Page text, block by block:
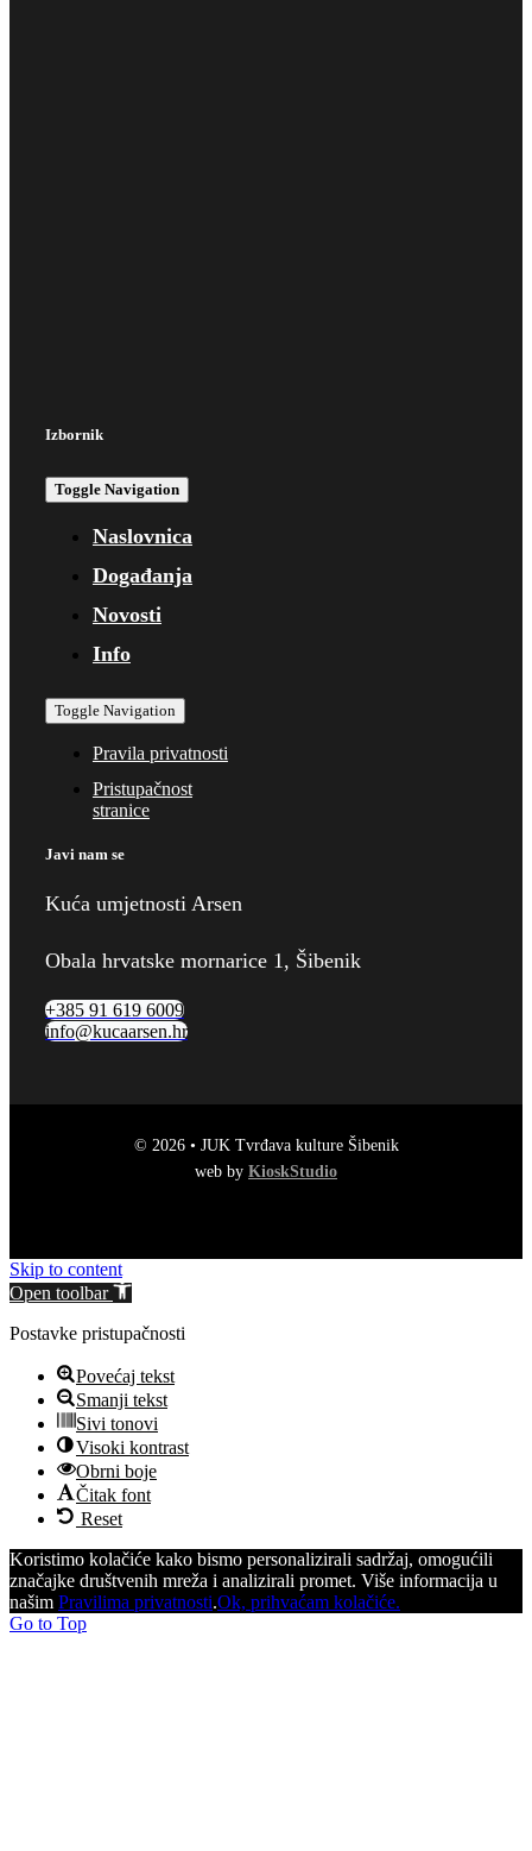
Izbornik
Toggle Navigation
Naslovnica
Događanja
Novosti
Info
Toggle Navigation
Pravila privatnosti
Pristupačnost
stranice
Javi nam se
Kuća umjetnosti Arsen
Obala hrvatske mornarice 1, Šibenik
+385 91 619 6009
info@kucaarsen.hr
© 2026 • JUK Tvrđava kulture Šibenik
web by KioskStudio
Skip to content
Open toolbar
Postavke pristupačnosti
Povećaj tekst
Smanji tekst
Sivi tonovi
Visoki kontrast
Obrni boje
Čitak font
Reset
Koristimo kolačiće kako bismo personalizirali sadržaj, omogućili
značajke društvenih mreža i analizirali promet. Više informacija u
našim Pravilima privatnosti.Ok, prihvaćam kolačiće.
Go to Top